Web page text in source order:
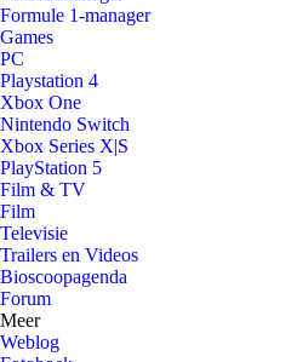
Formule 1-manager
Games
PC
Playstation 4
Xbox One
Nintendo Switch
Xbox Series X|S
PlayStation 5
Film & TV
Film
Televisie
Trailers en Videos
Bioscoopagenda
Forum
Meer
Weblog